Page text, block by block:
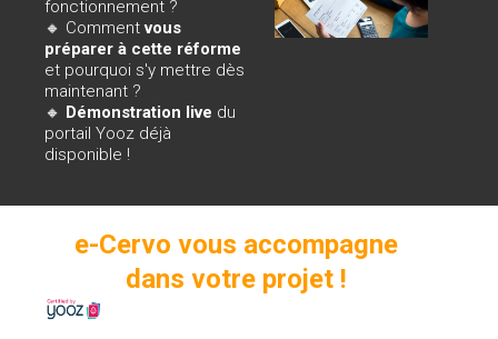
fonctionnement ?
🔸 Commentvous
préparer à cette réforme
et pourquoi s'y mettre dès
maintenant ?
🔸 Démonstration live du
portail Yooz déjà
disponible !
e-Cervo vous accompagne
dans votre projet !